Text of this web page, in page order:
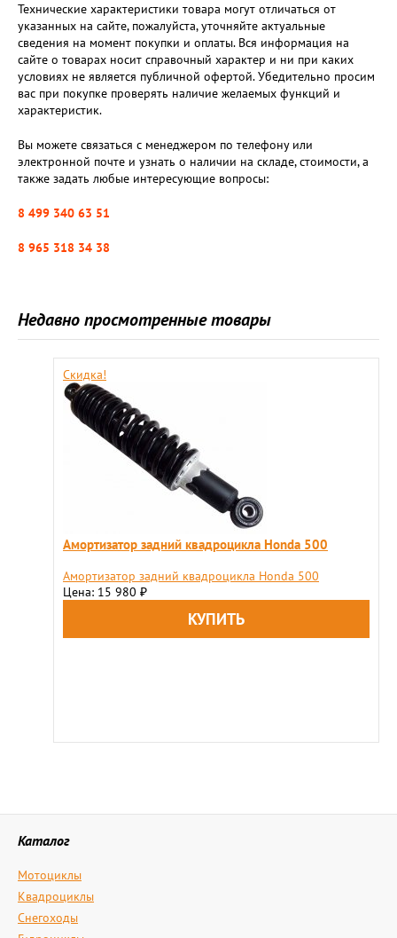
Технические характеристики товара могут отличаться от
указанных на сайте, пожалуйста, уточняйте актуальные
сведения на момент покупки и оплаты. Вся информация на
сайте о товарах носит справочный характер и ни при каких
условиях не является публичной офертой. Убедительно просим
вас при покупке проверять наличие желаемых функций и
характеристик.
Вы можете связаться с менеджером по телефону или
электронной почте и узнать о наличии на складе, стоимости, а
также задать любые интересующие вопросы:
8 499 340 63 51
8 965 318 34 38
Недавно просмотренные товары
Скидка!
Амортизатор задний квадроцикла Honda 500
Амортизатор задний квадроцикла Honda 500
Цена: 15 980 ₽
Каталог
Мотоциклы
Квадроциклы
Снегоходы